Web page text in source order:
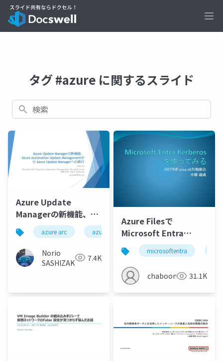
タグ #azure に関するスライド
検索
Azure Update
Managerの新機能、
Azure Automation
Update Management
から Azure Update
Managerへの移
Manager, migration
Automation Update
Management to
azure arc azure azure update manager
Norio
SASHIZAKI
7.4K
Azure Filesで
Microsoft Entra
Kerberosを使ってみる
microsoftentra
chaboon 31.1K